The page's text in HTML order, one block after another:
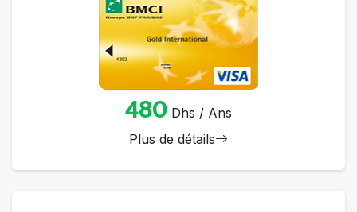
480 Dhs / Ans
Plus de détails